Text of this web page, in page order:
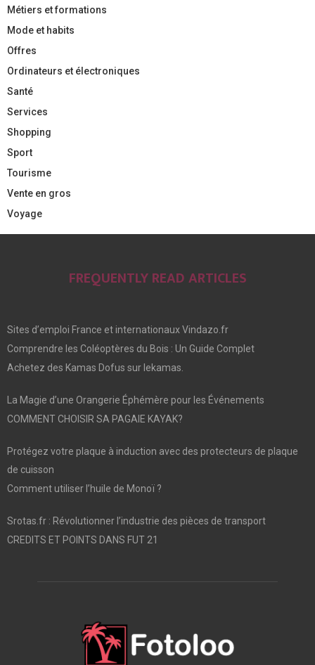
Métiers et formations
Mode et habits
Offres
Ordinateurs et électroniques
Santé
Services
Shopping
Sport
Tourisme
Vente en gros
Voyage
FREQUENTLY READ ARTICLES
Sites d’emploi France et internationaux Vindazo.fr
Comprendre les Coléoptères du Bois : Un Guide Complet
Achetez des Kamas Dofus sur lekamas.
La Magie d’une Orangerie Éphémère pour les Événements
COMMENT CHOISIR SA PAGAIE KAYAK?
Protégez votre plaque à induction avec des protecteurs de plaque
de cuisson
Comment utiliser l’huile de Monoï ?
Srotas.fr : Révolutionner l’industrie des pièces de transport
CREDITS ET POINTS DANS FUT 21